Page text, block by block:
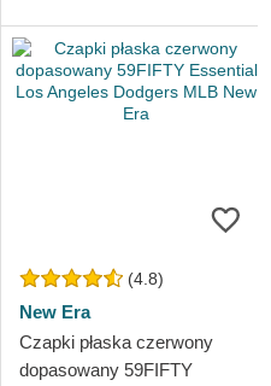
(4.8)
New Era
Czapki płaska czerwony
dopasowany 59FIFTY